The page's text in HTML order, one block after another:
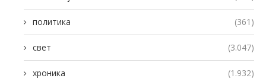
политика (361)
свет (3.047)
хроника (1.932)